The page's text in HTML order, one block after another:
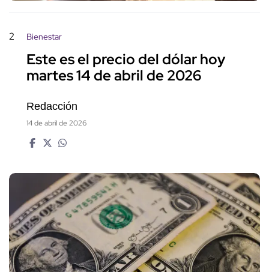
2 Bienestar
Este es el precio del dólar hoy
martes 14 de abril de 2026
Redacción
14 de abril de 2026